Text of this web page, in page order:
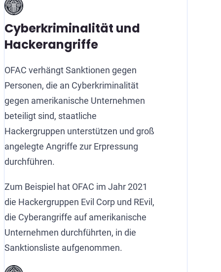
Cyberkriminalität und
Hackerangriffe
OFAC verhängt Sanktionen gegen
Personen, die an Cyberkriminalität
gegen amerikanische Unternehmen
beteiligt sind, staatliche
Hackergruppen unterstützen und groß
angelegte Angriffe zur Erpressung
durchführen.
Zum Beispiel hat OFAC im Jahr 2021
die Hackergruppen Evil Corp und REvil,
die Cyberangriffe auf amerikanische
Unternehmen durchführten, in die
Sanktionsliste aufgenommen.